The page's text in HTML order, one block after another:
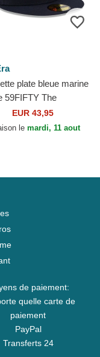
plate bleue marine
59FIFTY The
2026 World
Classic New Era
EUR 43,95
le mardi, 11 aout
de paiement:
quelle carte de
paiement
PayPal
Transferts 24